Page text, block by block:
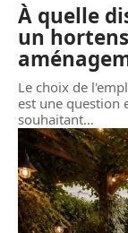
À quelle
un
Le choix de
est une question
souhaitant…